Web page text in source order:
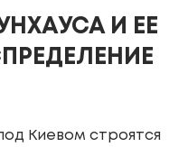
И ЕЕ
Киевом строятся